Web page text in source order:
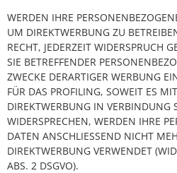
WERDEN IHRE
UM DIREKTWERBUNG ZU
RECHT, JEDERZEIT WIDERSPRUCH
SIE BETREFFENDER
ZWECKE DERARTIGER WERBUNG
FÜR DAS PROFILING, SOWEIT ES
DIREKTWERBUNG IN VERBINDUNG
WIDERSPRECHEN, WERDEN IHRE
DATEN ANSCHLIESSEND NICHT
DIREKTWERBUNG VERWENDET
ABS. 2 DSGVO).